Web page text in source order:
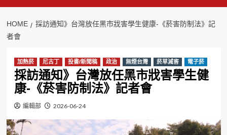
HOME
採訪通知》台灣放任黑市戕害學生健康-《菸害防制法》記
者會
加熱菸 尼古丁 投書/新聞稿 政治 無煙台灣 菸草減害 電子菸
採訪通知》台灣放任黑市戕害學生健
康-《菸害防制法》記者會
編輯部 2026-06-24